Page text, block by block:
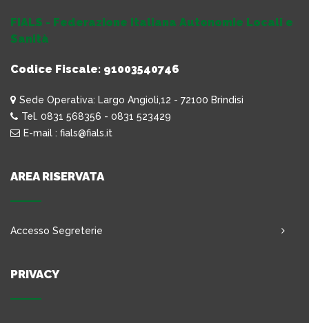
FIALS - Federazione Italiana Autonomie Locali e
Sanità
Codice Fiscale: 91003540746
Sede Operativa: Largo Angioli,12 - 72100 Brindisi
Tel. 0831 568356 - 0831 523429
E-mail : fials@fials.it
AREA RISERVATA
Accesso Segreterie
PRIVACY